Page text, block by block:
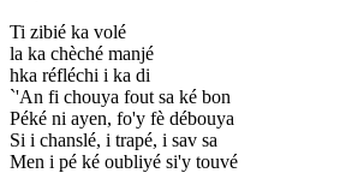
Ti zibié ka volé
la ka chèché manjé
hka réfléchi i ka di
`'An fi chouya fout sa ké bon
Péké ni ayen, fo'y fè débouya
Si i chanslé, i trapé, i sav sa
Men i pé ké oubliyé si'y touvé